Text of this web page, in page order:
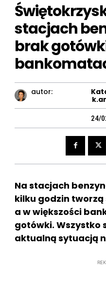
stacjach
brak
autor:
24/
Na stacjach
kilku godzin
a w większości
gotówki. Wszystko
aktualną sytuacją